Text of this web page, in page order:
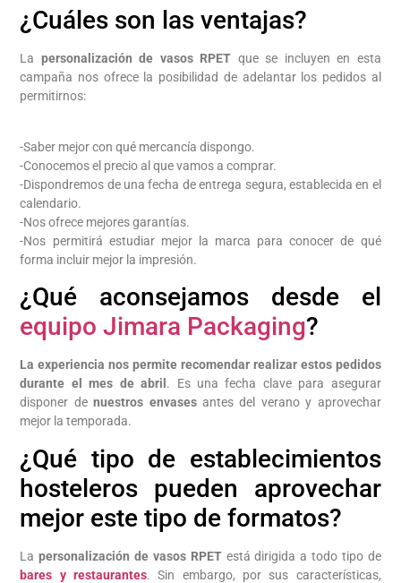
¿Cuáles son las ventajas?
La personalización de vasos RPET que se incluyen en esta
campaña nos ofrece la posibilidad de adelantar los pedidos al
permitirnos:
-Saber mejor con qué mercancía dispongo.
-Conocemos el precio al que vamos a comprar.
-Dispondremos de una fecha de entrega segura, establecida en el
calendario.
-Nos ofrece mejores garantías.
-Nos permitirá estudiar mejor la marca para conocer de qué
forma incluir mejor la impresión.
¿Qué aconsejamos desde el
equipo Jimara Packaging?
La experiencia nos permite recomendar realizar estos pedidos
durante el mes de abril . Es una fecha clave para asegurar
disponer denuestros envasesantes del verano y aprovechar
mejor la temporada.
¿Qué tipo de establecimientos
hosteleros pueden aprovechar
mejor este tipo de formatos?
Lapersonalización de vasos RPETestá dirigida a todo tipo de
bares y restaurantes. Sin embargo, por sus características,